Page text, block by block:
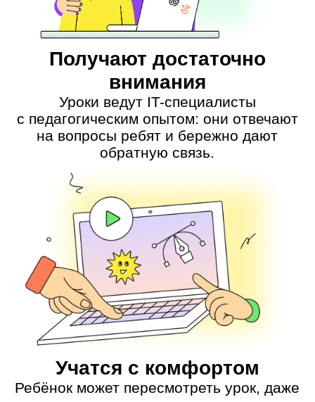
Илья Плеханов
Меня заряжает, когда ребята
получают эмоции от своего
результата
💼 Автор этого курса
✍ Работает дизайнером уровней
👾️ Разбирается в психологии
игроков